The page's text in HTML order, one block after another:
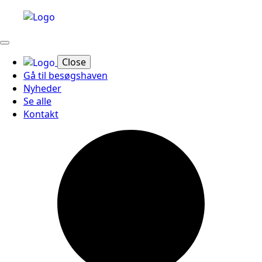
Close
Gå til besøgshaven
Nyheder
Se alle
Kontakt